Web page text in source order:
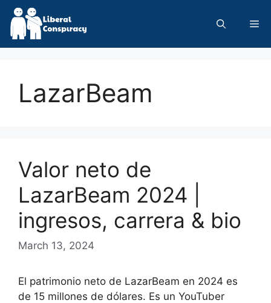
Skip
content
LazarBeam
Valor neto de
LazarBeam 2024 |
ingresos, carrera & bio
March 13, 2024
El patrimonio neto de LazarBeam en 2024 es
de 15 millones de dólares. Es un YouTuber